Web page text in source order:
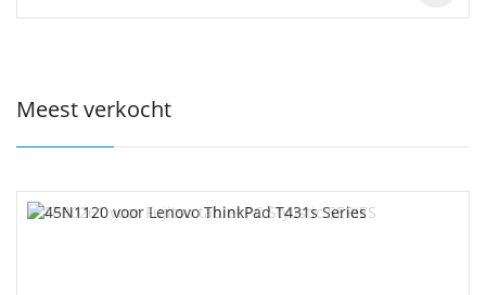
Meest verkocht